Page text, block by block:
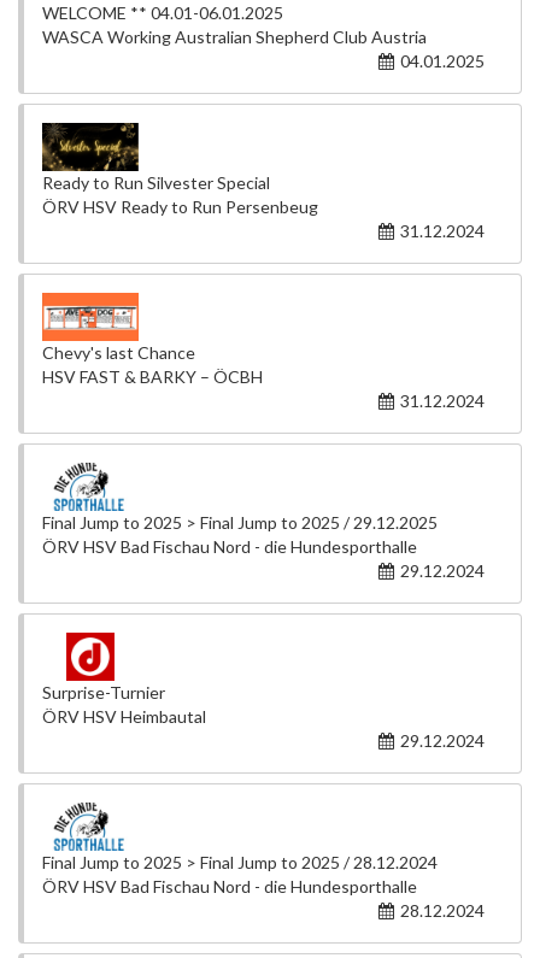
WELCOME ** 04.01-06.01.2025
WASCA Working Australian Shepherd Club Austria
04.01.2025
Ready to Run Silvester Special
ÖRV HSV Ready to Run Persenbeug
31.12.2024
Chevy's last Chance
HSV FAST & BARKY – ÖCBH
31.12.2024
Final Jump to 2025 > Final Jump to 2025 / 29.12.2025
ÖRV HSV Bad Fischau Nord - die Hundesporthalle
29.12.2024
Surprise-Turnier
ÖRV HSV Heimbautal
29.12.2024
Final Jump to 2025 > Final Jump to 2025 / 28.12.2024
ÖRV HSV Bad Fischau Nord - die Hundesporthalle
28.12.2024